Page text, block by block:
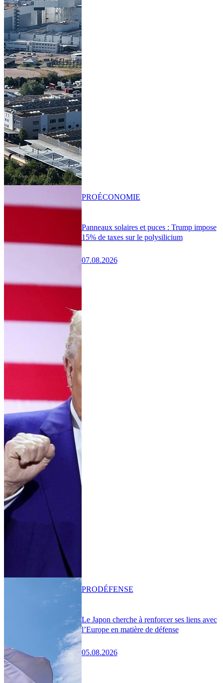
Panneaux solaires et puces : Trump impose
15% de taxes sur le polysilicium
07.08.2026
PROÉCONOMIE
Le Japon cherche à renforcer ses liens avec
l’Europe en matière de défense
05.08.2026
PRODÉFENSE